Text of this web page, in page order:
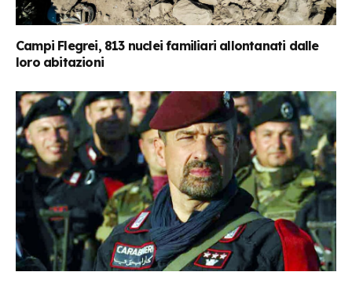
Campi Flegrei, 813 nuclei familiari allontanati dalle
loro abitazioni